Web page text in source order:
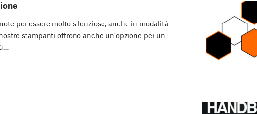
per essere molto silenziose, anche in modalità
stampanti offrono anche un'opzione per un